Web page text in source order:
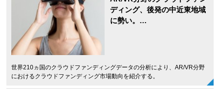
ディング、後発の中近東地域
に勢い。…
世界210ヵ国のクラウドファンディングデータの分析により、AR/VR分野
におけるクラウドファンディング市場動向を紹介する。